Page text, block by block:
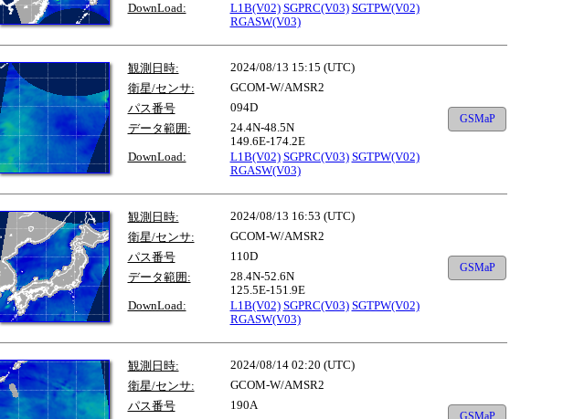
DownLoad:
L1B(V02) SGPRC(V03) SGTPW(V02)
RGASW(V03)
観測日時:
2024/08/13 15:15 (UTC)
衛星/センサ:
GCOM-W/AMSR2
パス番号
094D
データ範囲:
24.4N-48.5N
149.6E-174.2E
DownLoad:
L1B(V02) SGPRC(V03) SGTPW(V02)
RGASW(V03)
GSMaP
観測日時:
2024/08/13 16:53 (UTC)
衛星/センサ:
GCOM-W/AMSR2
パス番号
110D
データ範囲:
28.4N-52.6N
125.5E-151.9E
DownLoad:
L1B(V02) SGPRC(V03) SGTPW(V02)
RGASW(V03)
GSMaP
観測日時:
2024/08/14 02:20 (UTC)
衛星/センサ:
GCOM-W/AMSR2
パス番号
190A
GSMaP